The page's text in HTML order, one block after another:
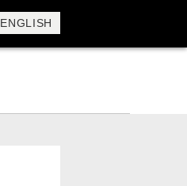
ENGLISH